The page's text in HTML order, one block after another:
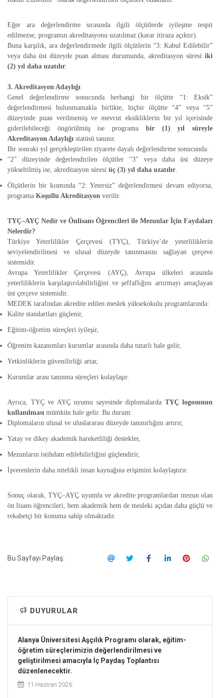
Eğer ara değerlendirme sırasında ilgili ölçütlerde iyileşme tespit
edilmezse, programın akreditasyonu uzatılmaz (karar itiraza açıktır).
Buna karşılık, ara değerlendirmede ilgili ölçütlerin “3: Kabul Edilebilir”
veya daha üst düzeyde puan alması durumunda, akreditasyon süresi iki
(2) yıl daha uzatılır.
3. Akreditasyon Adaylığı
Genel değerlendirme sonucunda herhangi bir ölçütte “1: Eksik”
değerlendirmesi bulunmamakla birlikte, hiçbir ölçütte “4” veya “5”
düzeyinde puan verilmemiş ve mevcut eksikliklerin bir yıl içerisinde
giderilebileceği öngörülmüş ise programa bir (1) yıl süreyle
Akreditasyon Adaylığı statüsü tanınır.
Bir sonraki yıl gerçekleştirilen ziyarete dayalı değerlendirme sonucunda:
“2” düzeyinde değerlendirilen ölçütler “3” veya daha üst düzeye
yükseltilmiş ise, akreditasyon süresi üç (3) yıl daha uzatılır.
Ölçütlerin bir kısmında “2: Yetersiz” değerlendirmesi devam ediyorsa,
programa Koşullu Akreditasyon verilir.
TYÇ–AYÇ Nedir ve Önlisans Öğrencileri ile Mezunlar İçin Faydaları
Nelerdir?
Türkiye Yeterlilikler Çerçevesi (TYÇ), Türkiye’de yeterliliklerin
seviyelendirilmesi ve ulusal düzeyde tanınmasını sağlayan çerçeve
sistemidir.
Avrupa Yeterlilikler Çerçevesi (AYÇ), Avrupa ülkeleri arasında
yeterliliklerin karşılaştırılabilirliğini ve şeffaflığını artırmayı amaçlayan
üst çerçeve sistemidir.
MEDEK tarafından akredite edilen meslek yüksekokulu programlarında:
Kalite standartları güçlenir,
Eğitim-öğretim süreçleri iyileşir,
Öğrenim kazanımları kurumlar arasında daha tutarlı hale gelir,
Yetkinliklerin güvenilirliği artar,
Kurumlar arası tanınma süreçleri kolaylaşır.
Ayrıca, TYÇ ve AYÇ uyumu sayesinde diplomalarda TYÇ logosunun
kullanılması mümkün hale gelir. Bu durum:
Diplomaların ulusal ve uluslararası düzeyde tanınırlığını artırır,
Yatay ve dikey akademik hareketliliği destekler,
Mezunların istihdam edilebilirliğini güçlendirir,
İşverenlerin daha nitelikli insan kaynağına erişimini kolaylaştırır.
Sonuç olarak, TYÇ–AYÇ uyumlu ve akredite programlardan mezun olan
ön lisans öğrencileri, hem akademik hem de mesleki açıdan daha güçlü ve
rekabetçi bir konuma sahip olmaktadır.
Bu Sayfayı Paylaş:
DUYURULAR
Alanya Üniversitesi Aşçılık Programı olarak, eğitim-
öğretim süreçlerimizin değerlendirilmesi ve
geliştirilmesi amacıyla İç Paydaş Toplantısı
düzenlenecektir.
11 Haziran 2026